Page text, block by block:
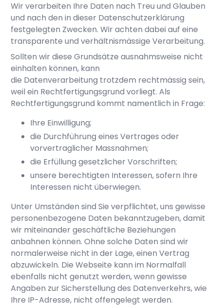
Wir verarbeiten Ihre Daten nach Treu und Glauben
und nach den in dieser Datenschutzerklärung
festgelegten Zwecken. Wir achten dabei auf eine
transparente und verhältnismässige Verarbeitung.
Sollten wir diese Grundsätze ausnahmsweise nicht
einhalten können, kann
die Datenverarbeitung trotzdem rechtmässig sein,
weil ein Rechtfertigungsgrund vorliegt. Als
Rechtfertigungsgrund kommt namentlich in Frage:
Ihre Einwilligung;
die Durchführung eines Vertrages oder
vorvertraglicher Massnahmen;
die Erfüllung gesetzlicher Vorschriften;
unsere berechtigten Interessen, sofern Ihre
Interessen nicht überwiegen.
Unter Umständen sind Sie verpflichtet, uns gewisse
personenbezogene Daten bekanntzugeben, damit
wir miteinander geschäftliche Beziehungen
anbahnen können. Ohne solche Daten sind wir
normalerweise nicht in der Lage, einen Vertrag
abzuwickeln. Die Webseite kann im Normalfall
ebenfalls nicht genutzt werden, wenn gewisse
Angaben zur Sicherstellung des Datenverkehrs, wie
Ihre IP-Adresse, nicht offengelegt werden.